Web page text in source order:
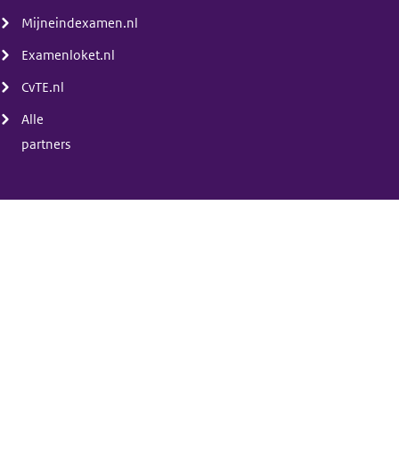
Mijneindexamen.nl
Examenloket.nl
CvTE.nl
Alle
partners